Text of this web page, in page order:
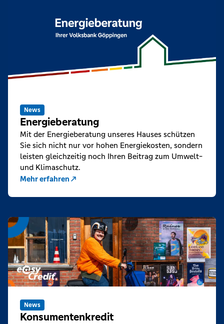
News
Energieberatung
Mit der Energieberatung unseres Hauses schützen
Sie sich nicht nur vor hohen Energiekosten, sondern
leisten gleichzeitig noch Ihren Beitrag zum Umwelt-
und Klimaschutz.
Mehr erfahren
News
Konsumentenkredit